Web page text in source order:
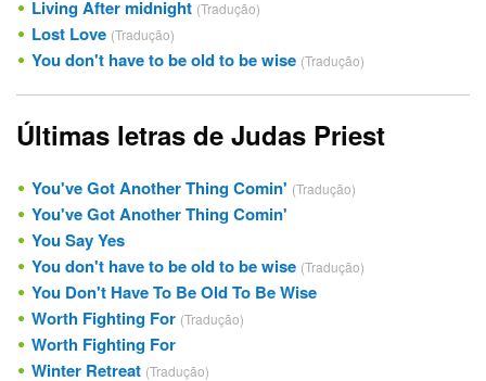
Living After midnight (Tradução)
Lost Love (Tradução)
You don't have to be old to be wise (Tradução)
Últimas letras de Judas Priest
You've Got Another Thing Comin' (Tradução)
You've Got Another Thing Comin'
You Say Yes
You don't have to be old to be wise (Tradução)
You Don't Have To Be Old To Be Wise
Worth Fighting For (Tradução)
Worth Fighting For
Winter Retreat (Tradução)